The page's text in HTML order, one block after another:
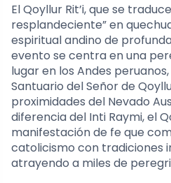
El Qoyllur Rit’i, que se
resplandeciente” en
espiritual andino de
evento se centra en una
lugar en los Andes
Santuario del Señor de
proximidades del Nevado
diferencia del Inti Raymi, el
manifestación de fe que
catolicismo con tradiciones
atrayendo a miles de